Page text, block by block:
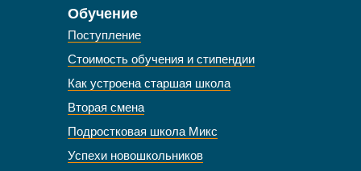
Обучение
Поступление
Стоимость обучения и стипендии
Как устроена старшая школа
Вторая смена
Подростковая школа Микс
Успехи новошкольников